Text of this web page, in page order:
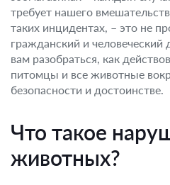
требует нашего
таких инцидентах, – это не
гражданский и человеческий
вам разобраться, как
питомцы и все животные
безопасности и достоинстве.
Что такое
животных?